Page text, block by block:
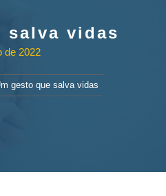
salva vidas
de 2022
gesto que salva vidas